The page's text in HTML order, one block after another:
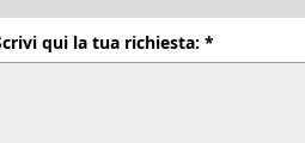
qui la tua richiesta: *